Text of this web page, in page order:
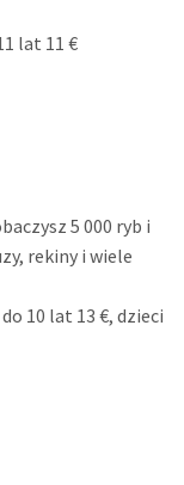
lat 11 €
5 000 ryb i
rekiny i wiele
10 lat 13 €, dzieci